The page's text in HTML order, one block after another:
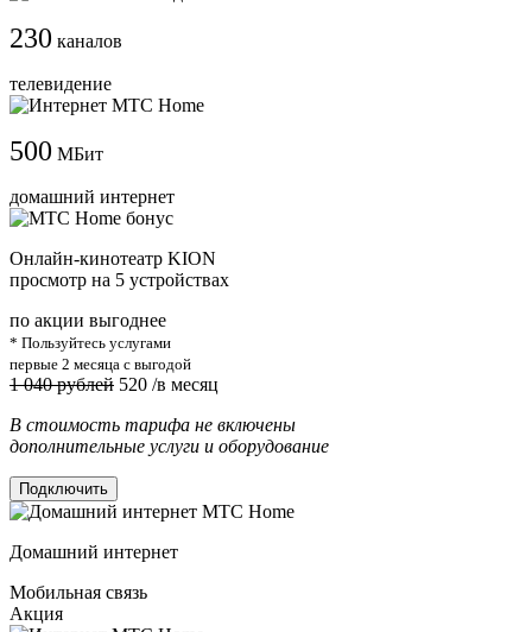
230 каналов
телевидение
500 МБит
домашний интернет
Онлайн-кинотеатр KION
просмотр на 5 устройствах
по акции выгоднее
* Пользуйтесь услугами
первые 2 месяца с выгодой
1 040 рублей 520 /в месяц
В стоимость тарифа не включены
дополнительные услуги и оборудование
Подключить
Домашний интернет
Мобильная связь
Акция